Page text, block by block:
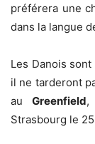
préférera une
dans la langue
Les Danois
il ne tarderont
au Greenfield,
Strasbourg le